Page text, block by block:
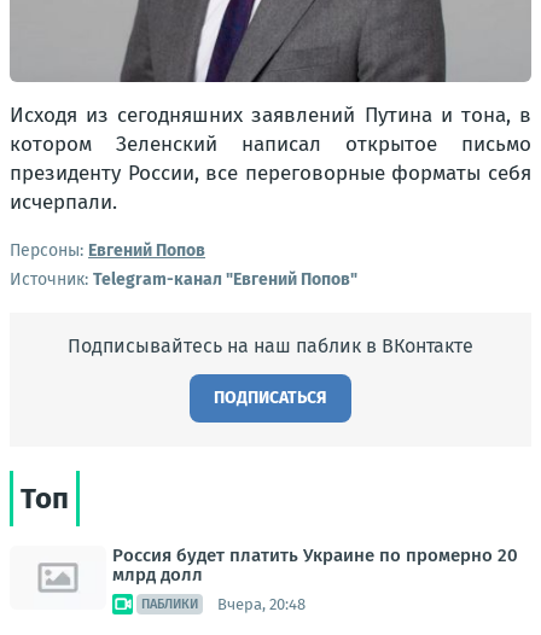
Исходя из сегодняшних заявлений Путина и тона, в
котором Зеленский написал открытое письмо
президенту России, все переговорные форматы себя
исчерпали.
Персоны: Евгений Попов
Источник: Telegram-канал "Евгений Попов"
Подписывайтесь на наш паблик в ВКонтакте
ПОДПИСАТЬСЯ
Топ
Россия будет платить Украине по промерно 20
млрд долл
ПАБЛИКИ Вчера, 20:48